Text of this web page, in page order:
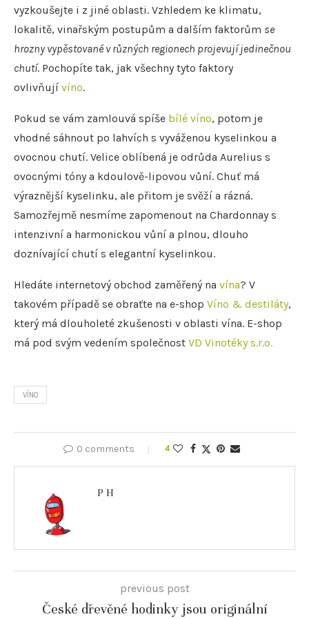
vyzkoušejte i z jiné oblasti. Vzhledem ke klimatu,
lokalitě, vinařským postupům a dalším faktorům se
hrozny vypěstované v různých regionech projevují jedinečnou
chutí. Pochopíte tak, jak všechny tyto faktory
ovlivňují víno.
Pokud se vám zamlouvá spíše bílé víno, potom je
vhodné sáhnout po lahvích s vyváženou kyselinkou a
ovocnou chutí. Velice oblíbená je odrůda Aurelius s
ovocnými tóny a kdoulově-lipovou vůní. Chuť má
výraznější kyselinku, ale přitom je svěží a rázná.
Samozřejmě nesmíme zapomenout na Chardonnay s
intenzivní a harmonickou vůní a plnou, dlouho
doznívající chutí s elegantní kyselinkou.
Hledáte internetový obchod zaměřený na vína? V
takovém případě se obraťte na e-shop Víno & destiláty,
který má dlouholeté zkušenosti v oblasti vína. E-shop
má pod svým vedením společnost VD Vinotéky s.r.o.
VÍNO
0 comments 4
P H
previous post
České dřevěné hodinky jsou originální